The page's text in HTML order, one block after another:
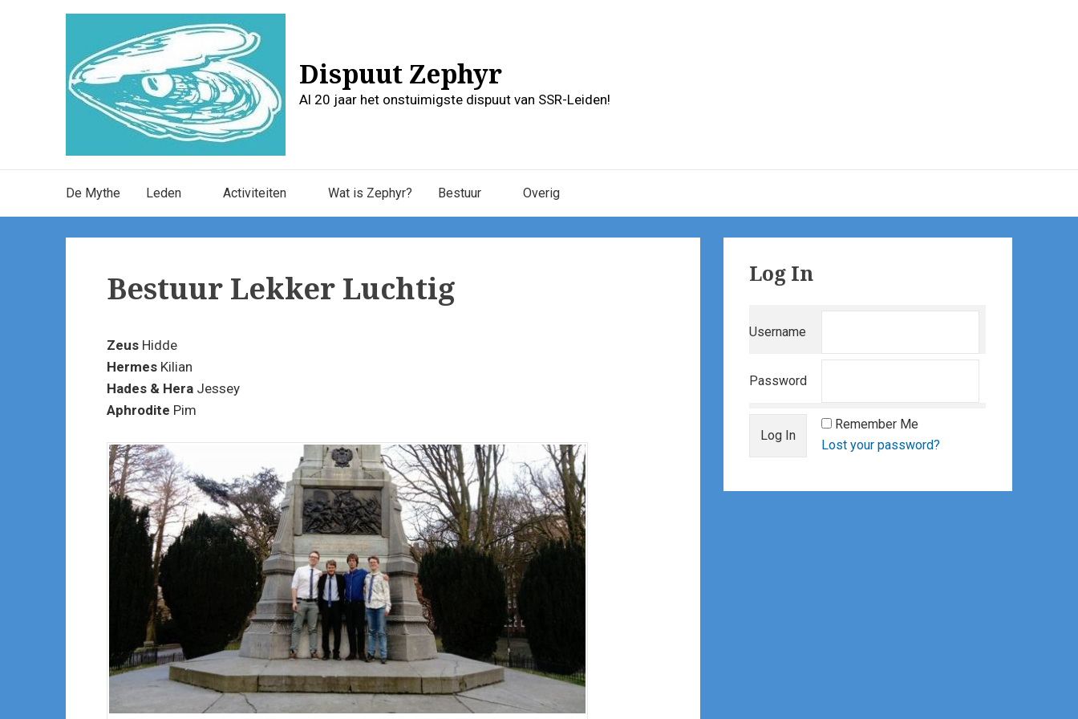
Dispuut Zephyr
Al 20 jaar het onstuimigste dispuut van SSR-Leiden!
Navigation
De Mythe Leden Activiteiten Wat is Zephyr? Bestuur Overig
Bestuur Lekker Luchtig
Zeus Hidde
Hermes Kilian
Hades & Hera Jessey
Aphrodite Pim
Sidebar
Log In
Username
Password
Remember Me
Lost your password?